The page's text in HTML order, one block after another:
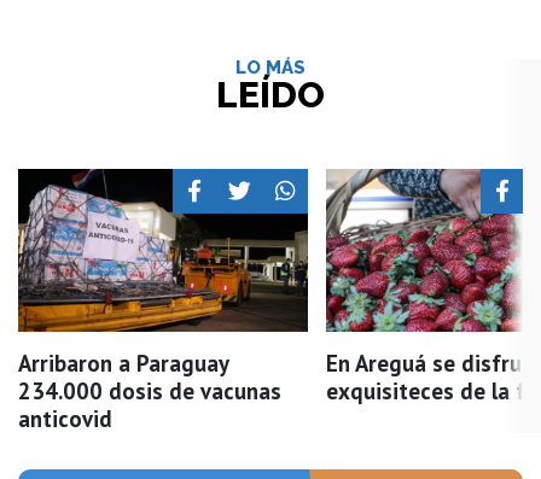
LO MÁS
LEÍDO
Arribaron a Paraguay
234.000 dosis de vacunas
anticovid
En Areguá se
exquisiteces de la